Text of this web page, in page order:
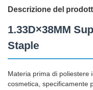
Descrizione del
1.33D×38MM
Staple
Materia prima di poliestere
cosmetica, specificamente